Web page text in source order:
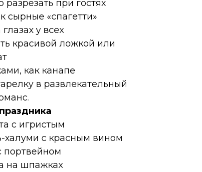
при гостях
сырные «спагетти»
у всех
красивой ложкой или
как канапе
в развлекательный
с игристым
халуми с красным вином
портвейном
на шпажках